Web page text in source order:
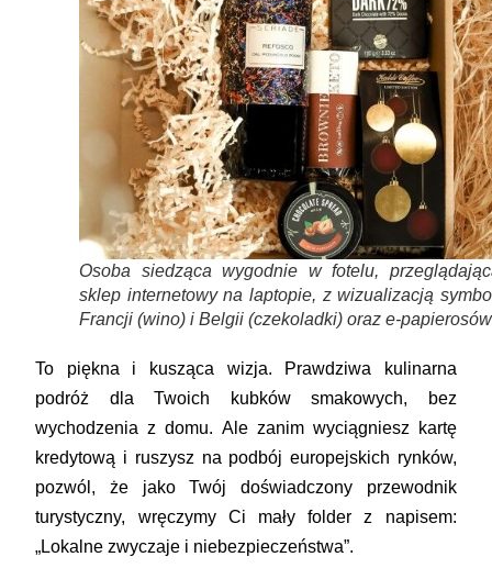
Osoba siedząca wygodnie w fotelu,
sklep internetowy na laptopie, z wizualizacją
Francji (wino) i Belgii (czekoladki) oraz e-papierosów
To piękna i kusząca wizja. Prawdziwa kulinarna
podróż dla Twoich kubków smakowych, bez
wychodzenia z domu. Ale zanim wyciągniesz kartę
kredytową i ruszysz na podbój europejskich rynków,
pozwól, że jako Twój doświadczony przewodnik
turystyczny, wręczymy Ci mały folder z napisem:
„Lokalne zwyczaje i niebezpieczeństwa”.